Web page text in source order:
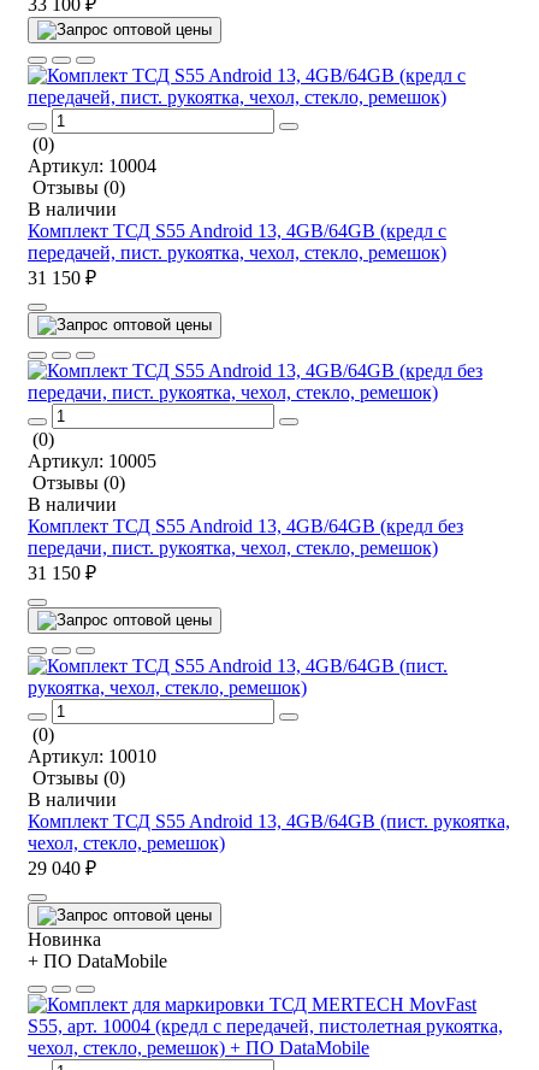
(0)
Артикул: 10004
Отзывы (0)
В наличии
Комплект ТСД S55 Android 13, 4GB/64GB (кредл с
передачей, пист. рукоятка, чехол, стекло, ремешок)
31 150 ₽
(0)
Артикул: 10005
Отзывы (0)
В наличии
Комплект ТСД S55 Android 13, 4GB/64GB (кредл без
передачи, пист. рукоятка, чехол, стекло, ремешок)
31 150 ₽
(0)
Артикул: 10010
Отзывы (0)
В наличии
Комплект ТСД S55 Android 13, 4GB/64GB (пист. рукоятка,
чехол, стекло, ремешок)
29 040 ₽
Новинка
+ ПО DataMobile